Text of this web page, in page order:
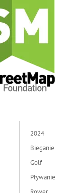
2024
Bieganie
Golf
Pływanie